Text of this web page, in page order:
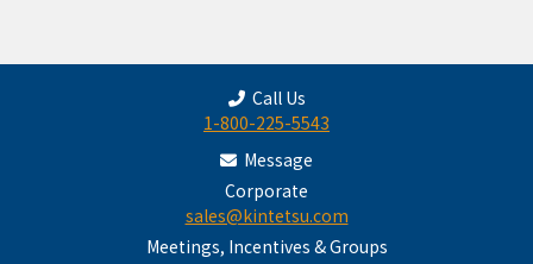
Call Us
1-800-225-5543
Message
Corporate
sales@kintetsu.com
Meetings, Incentives & Groups